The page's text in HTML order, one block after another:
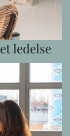
ledelse